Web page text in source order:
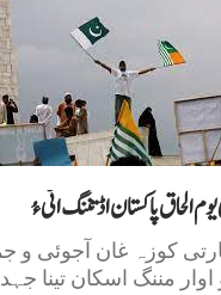
الحاق پاکستان اڈتننگ اٹی ءُ
کوزہ غان آجوئی و
مننگ اسکان تینا